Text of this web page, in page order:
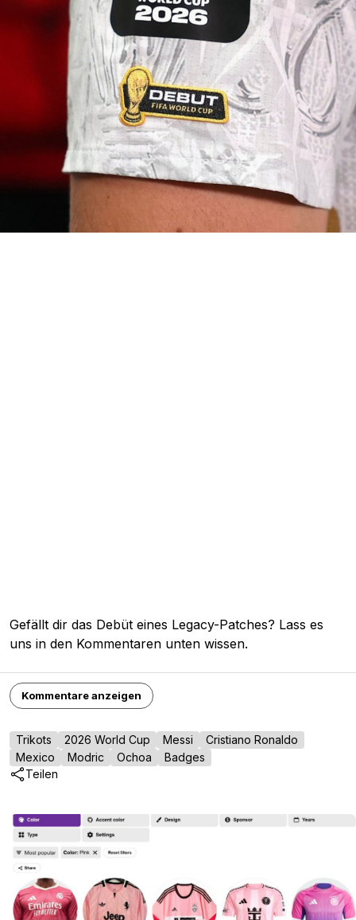
Gefällt dir das Debüt eines Legacy-Patches? Lass es
uns in den Kommentaren unten wissen.
Kommentare anzeigen
Trikots 2026 World Cup Messi
Cristiano Ronaldo
Mexico
Modric Ochoa
Badges
Teilen